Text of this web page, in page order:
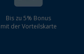
Bis zu 5% Bonus
mit der Vorteilskarte